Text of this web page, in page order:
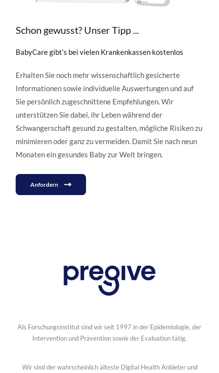
Schon gewusst? Unser Tipp ...
BabyCare gibt’s bei vielen Krankenkassen kostenlos
Erhalten Sie noch mehr wissenschaftlich gesicherte
Informationen sowie individuelle Auswertungen und auf
Sie persönlich zugeschnittene Empfehlungen. Wir
unterstützen Sie dabei, ihr Leben während der
Schwangerschaft gesund zu gestalten, mögliche Risiken zu
minimieren oder ganz zu vermeiden. Damit Sie nach neun
Monaten ein gesundes Baby zur Welt bringen.
Anfordern
Als Forschungsinstitut sind wir seit 1997 in der Epidemiologie, der
Intervention und Prävention sowie der Evaluation tätig.
Wir sind der wahrscheinlich älteste Digital Health Anbieter und